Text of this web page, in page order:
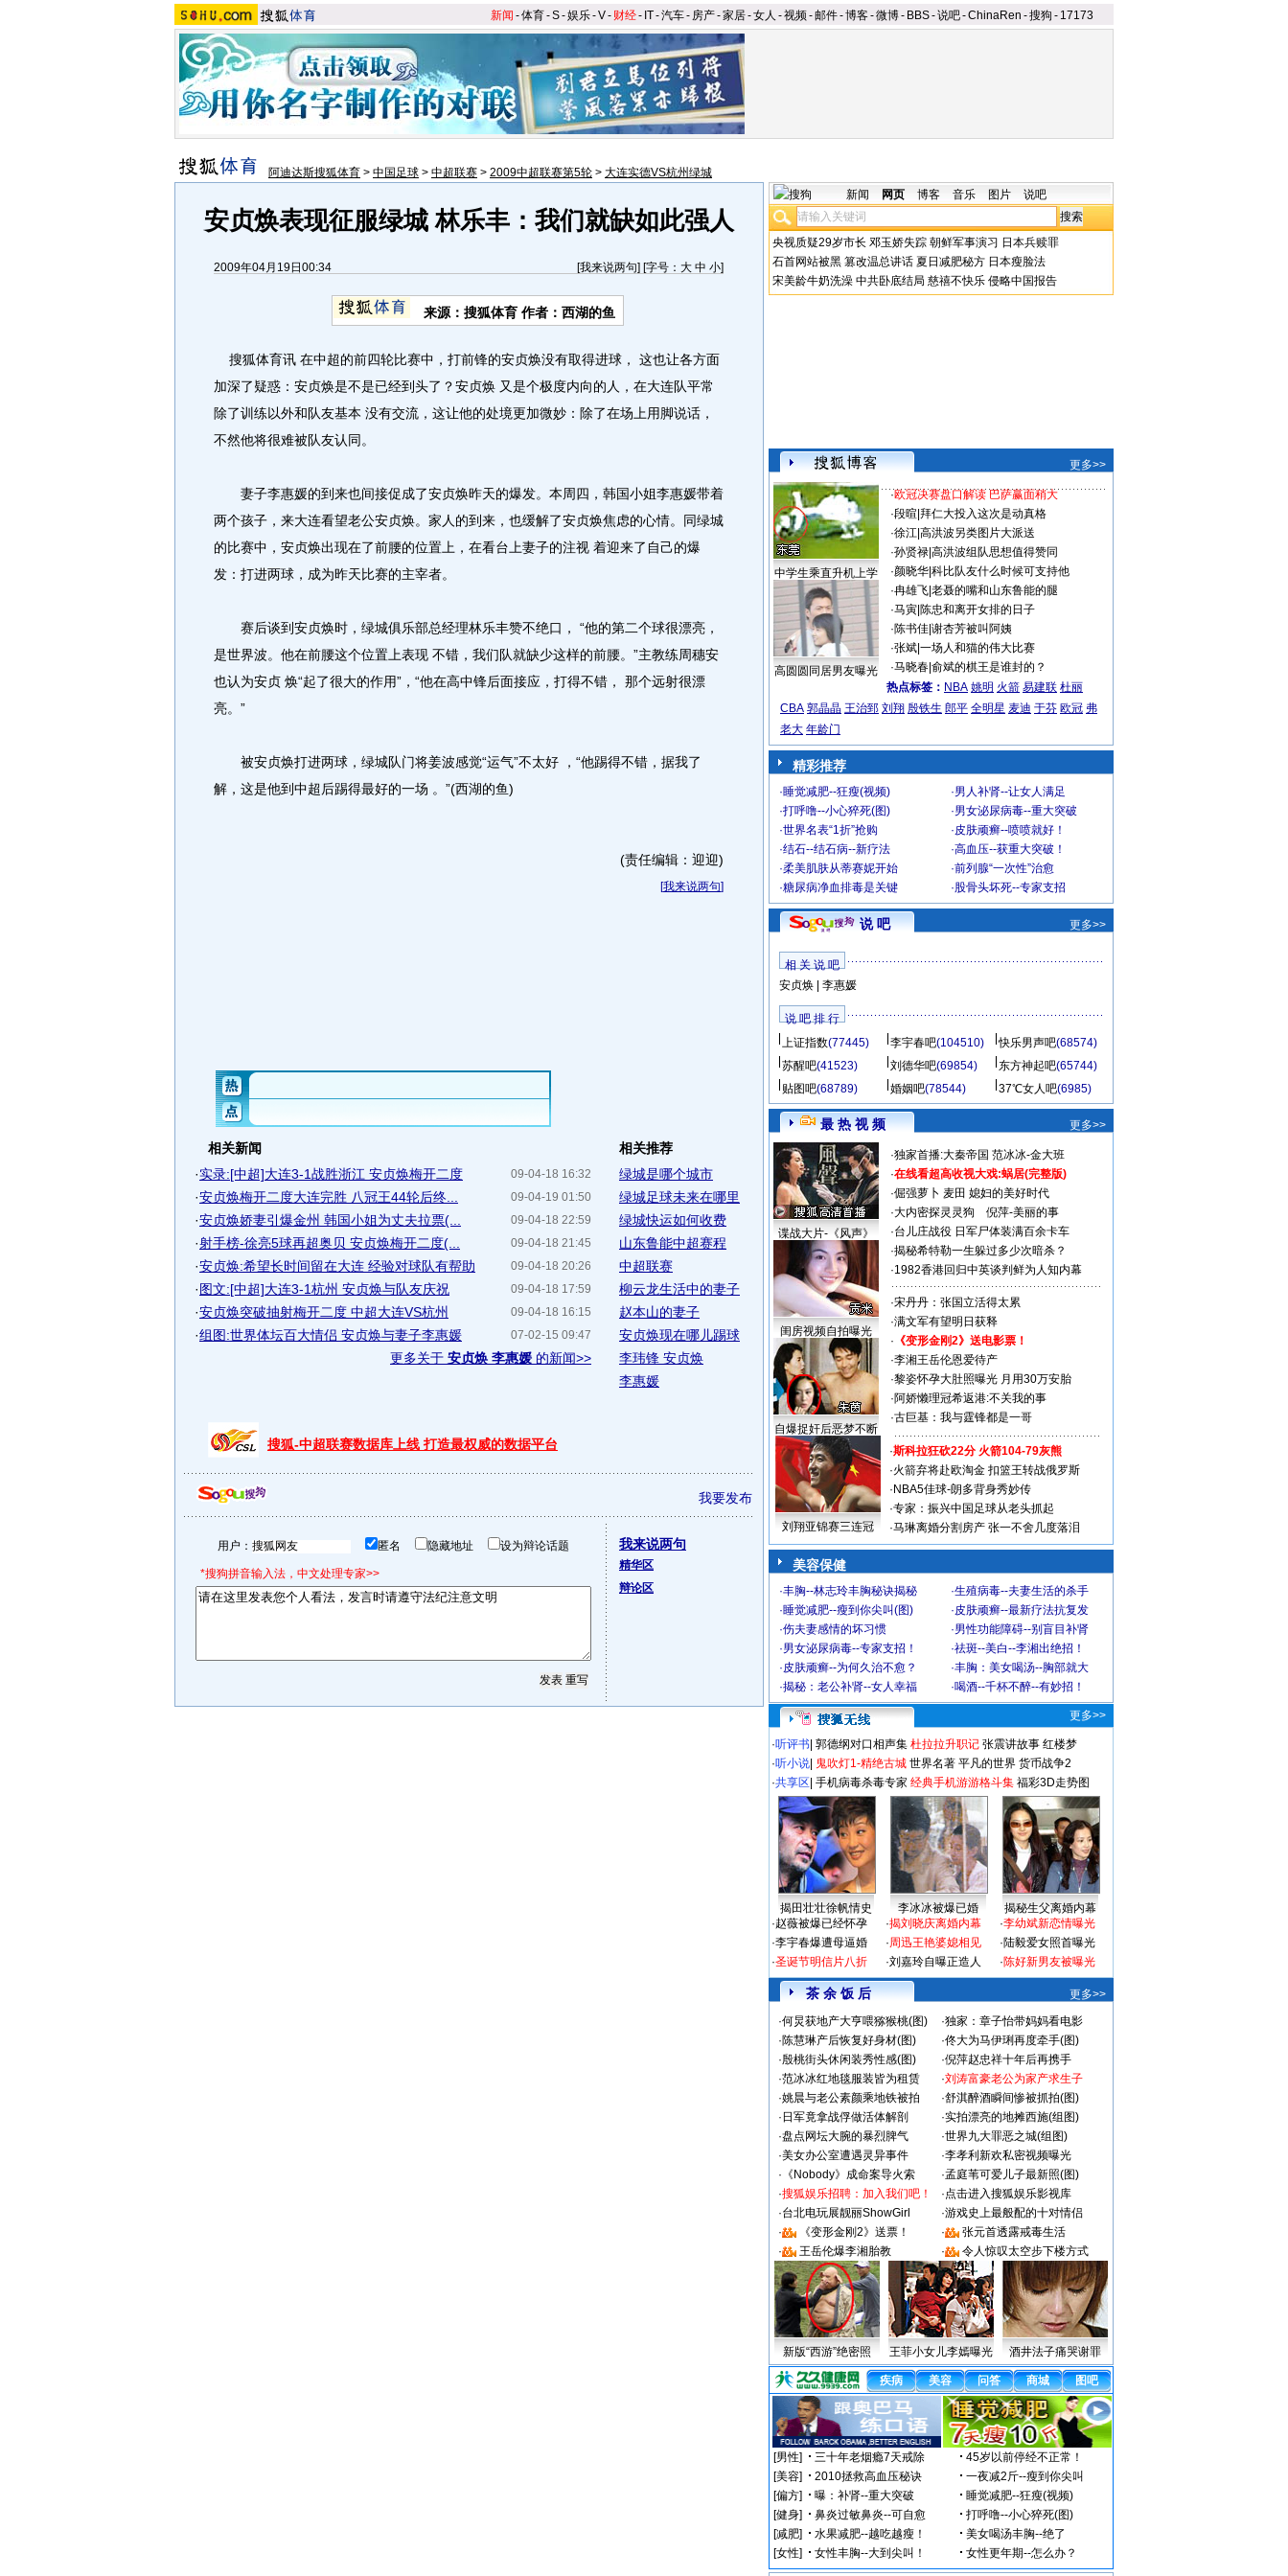
新闻 -体育-S-娱乐-V- 财经- IT-汽车- 房产-家居-女人 -视频-邮件-博客-微博- BBS-说吧-ChinaRen -搜狗 - 17173
阿迪达斯搜狐体育 > 中国足球 > 中超联赛 > 2009中超联赛第5轮 > 大连实德VS杭州绿城
安贞焕表现征服绿城 林乐丰：我们就缺如此强人
2009年04月19日00:34 [我来说两句] [字号： 大 中 小]
来源： 搜狐体育 作者：西湖的鱼
搜狐体育讯 在中超的前四轮比赛中，打前锋的安贞焕没有取得进球， 这也让各方面
加深了疑惑：安贞焕是不是已经到头了？安贞焕 又是个极度内向的人，在大连队平常
除了训练以外和队友基本 没有交流，这让他的处境更加微妙：除了在场上用脚说话，
不然他将很难被队友认同。
妻子李惠媛的到来也间接促成了安贞焕昨天的爆发。本周四，韩国小姐李惠媛带着
两个孩子，来大连看望老公安贞焕。家人的到来，也缓解了安贞焕焦虑的心情。同绿城
的比赛中，安贞焕出现在了前腰的位置上，在看台上妻子的注视 着迎来了自己的爆
发：打进两球，成为昨天比赛的主宰者。
赛后谈到安贞焕时，绿城俱乐部总经理林乐丰赞不绝口， “他的第二个球很漂亮，
是世界波。他在前腰这个位置上表现 不错，我们队就缺少这样的前腰。”主教练周穗安
也认为安贞 焕“起了很大的作用”，“他在高中锋后面接应，打得不错， 那个远射很漂
亮。”
被安贞焕打进两球，绿城队门将姜波感觉“运气”不太好 ，“他踢得不错，据我了
解，这是他到中超后踢得最好的一场 。”(西湖的鱼)
(责任编辑：迎迎)
[我来说两句]
相关新闻
09-04-18 16:32
·实录:[中超]大连3-1战胜浙江 安贞焕梅开二度
09-04-19 01:50
·安贞焕梅开二度大连完胜 八冠王44轮后终...
09-04-18 22:59
·安贞焕娇妻引爆金州 韩国小姐为丈夫拉票(...
09-04-18 21:45
·射手榜-徐亮5球再超奥贝 安贞焕梅开二度(...
09-04-18 20:26
·安贞焕:希望长时间留在大连 经验对球队有帮助
09-04-18 17:59
·图文:[中超]大连3-1杭州 安贞焕与队友庆祝
09-04-18 16:15
·安贞焕突破抽射梅开二度 中超大连VS杭州
07-02-15 09:47
·组图:世界体坛百大情侣 安贞焕与妻子李惠媛
更多关于 安贞焕 李惠媛 的新闻>>
相关推荐
绿城是哪个城市
绿城足球未来在哪里
绿城快运如何收费
山东鲁能中超赛程
中超联赛
柳云龙生活中的妻子
赵本山的妻子
安贞焕现在哪儿踢球
李玮锋 安贞焕
李惠媛
搜狐-中超联赛数据库上线 打造最权威的数据平台
我要发布
用户： 匿名 隐藏地址 设为辩论话题
*搜狗拼音输入法，中文处理专家>>
我来说两句
精华区
辩论区
新闻 网页 博客 音乐 图片 说吧
央视质疑29岁市长 邓玉娇失踪 朝鲜军事演习 日本兵赎罪
石首网站被黑 篡改温总讲话 夏日减肥秘方 日本瘦脸法
宋美龄牛奶洗澡 中共卧底结局 慈禧不快乐 侵略中国报告
更多>>
中学生乘直升机上学
高圆圆同居男友曝光
·欧冠决赛盘口解读 巴萨赢面稍大
·段暄 拜仁大投入这次是动真格
·徐江| 高洪波另类图片大派送
·孙贤禄| 高洪波组队思想值得赞同
·颜晓华| 科比队友什么时候可支持他
·冉雄飞| 老聂的嘴和山东鲁能的腿
·马寅| 陈忠和离开女排的日子
·陈书佳| 谢杏芳被叫阿姨
·张斌| 一场人和猫的伟大比赛
·马晓春| 俞斌的棋王是谁封的？
热点标签： NBA 姚明 火箭 易建联 杜丽
CBA 郭晶晶 王治郅 刘翔 殷铁生 郎平 全明星 麦迪 于芬 欧冠 弗
老大 年龄门
精彩推荐
·睡觉减肥--狂瘦(视频) ·男人补肾--让女人满足
·打呼噜--小心猝死(图) ·男女泌尿病毒--重大突破
·世界名表“1折”抢购 ·皮肤顽癣--喷喷就好！
·结石--结石病--新疗法 ·高血压--获重大突破！
·柔美肌肤从蒂赛妮开始 ·前列腺“一次性”治愈
·糖尿病净血排毒是关键 ·股骨头坏死--专家支招
说 吧 更多>>
相 关 说 吧
安贞焕| 李惠媛
说 吧 排 行
上证指数(77445) 李宇春吧(104510) 快乐男声吧(68574)
苏醒吧(41523) 刘德华吧(69854) 东方神起吧(65744)
贴图吧(68789) 婚姻吧(78544) 37℃女人吧(6985)
最 热 视 频 更多>>
谍战大片-《风声》
闺房视频自拍曝光
自爆捉奸后恶梦不断
·独家首播:大秦帝国 范冰冰-金大班
·在线看超高收视大戏:蜗居(完整版)
·倔强萝卜 麦田 媳妇的美好时代
·大内密探灵灵狗
倪萍-美丽的事
·台儿庄战役 日军尸体装满百余卡车
·揭秘希特勒一生躲过多少次暗杀？
·1982香港回归中英谈判鲜为人知内幕
·宋丹丹：张国立活得太累
·满文军有望明日获释
· 《变形金刚2》送电影票！
·李湘王岳伦恩爱待产
·黎姿怀孕大肚照曝光 月用30万安胎
·阿娇懒理冠希返港:不关我的事
·古巨基：我与霆锋都是一哥
刘翔亚锦赛三连冠
·斯科拉狂砍22分 火箭104-79灰熊
·火箭弃将赴欧淘金 扣篮王转战俄罗斯
· NBA5佳球-朗多背身秀妙传
·专家：振兴中国足球从老头抓起
·马琳离婚分割房产 张一不舍几度落泪
美容保健
·丰胸--林志玲丰胸秘诀揭秘 ·生殖病毒--夫妻生活的杀手
·睡觉减肥--瘦到你尖叫(图) ·皮肤顽癣--最新疗法抗复发
·伤夫妻感情的坏习惯 ·男性功能障碍--别盲目补肾
·男女泌尿病毒--专家支招！ ·祛斑--美白--李湘出绝招！
·皮肤顽癣--为何久治不愈？ ·丰胸：美女喝汤--胸部就大
·揭秘：老公补肾--女人幸福 ·喝酒--千杯不醉--有妙招！
更多>>
·听评书 郭德纲对口相声集 杜拉拉升职记 张震讲故事 红楼梦
·听小说 鬼吹灯1-精绝古城 世界名著 平凡的世界 货币战争2
·共享区 手机病毒杀毒专家 经典手机游游格斗集 福彩3D走势图
揭田壮壮徐帆情史 李冰冰被爆已婚
揭秘生父离婚内幕
·赵薇被爆已经怀孕
·李宇春爆遭母逼婚
·圣诞节明信片八折
·揭刘晓庆离婚内幕
·周迅王艳婆媳相见
·刘嘉玲自曝正造人
·李幼斌新恋情曝光
·陆毅爱女照首曝光
·陈好新男友被曝光
茶 余 饭 后
更多>>
·何炅获地产大亨喂猕猴桃(图) ·独家：章子怡带妈妈看电影
·陈慧琳产后恢复好身材(图) ·佟大为马伊琍再度牵手(图)
·殷桃街头休闲装秀性感(图) ·倪萍赵忠祥十年后再携手
·范冰冰红地毯服装皆为租赁 ·刘涛富豪老公为家产求生子
·姚晨与老公素颜乘地铁被拍 ·舒淇醉酒瞬间惨被抓拍(图)
· 日军竟拿战俘做活体解剖 ·实拍漂亮的地摊西施(组图)
·盘点网坛大腕的暴烈脾气 ·世界九大罪恶之城(组图)
·美女办公室遭遇灵异事件 ·李孝利新欢私密视频曝光
· 《Nobody》成命案导火索 ·孟庭苇可爱儿子最新照(图)
·搜狐娱乐招聘：加入我们吧！ ·点击进入搜狐娱乐影视库
·台北电玩展靓丽ShowGirl ·游戏史上最般配的十对情侣
·
《变形金刚2》送票！ ·
张元首透露戒毒生活
·
王岳伦爆李湘胎教 · 令人惊叹太空步下楼方式
新版“西游”绝密照 王菲小女儿李嫣曝光 酒井法子痛哭谢罪